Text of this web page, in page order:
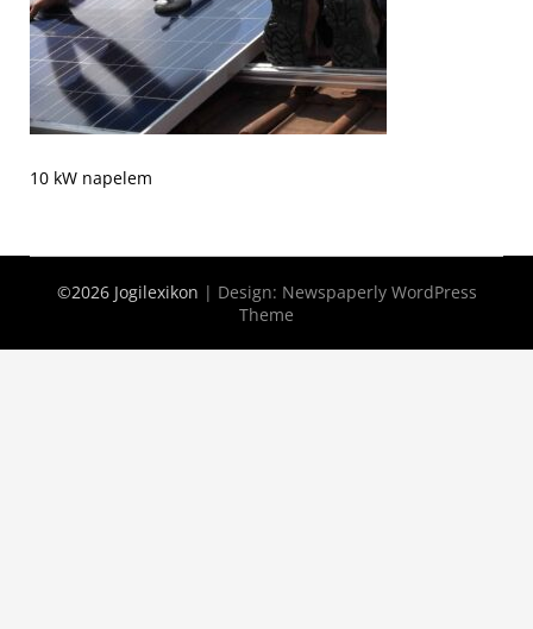
10 kW napelem
©2026 Jogilexikon | Design: Newspaperly WordPress
Theme